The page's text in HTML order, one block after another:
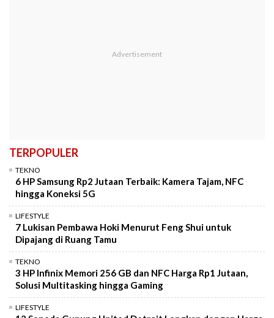
TERPOPULER
TEKNO
6 HP Samsung Rp2 Jutaan Terbaik: Kamera Tajam, NFC
hingga Koneksi 5G
LIFESTYLE
7 Lukisan Pembawa Hoki Menurut Feng Shui untuk
Dipajang di Ruang Tamu
TEKNO
3 HP Infinix Memori 256 GB dan NFC Harga Rp1 Jutaan,
Solusi Multitasking hingga Gaming
LIFESTYLE